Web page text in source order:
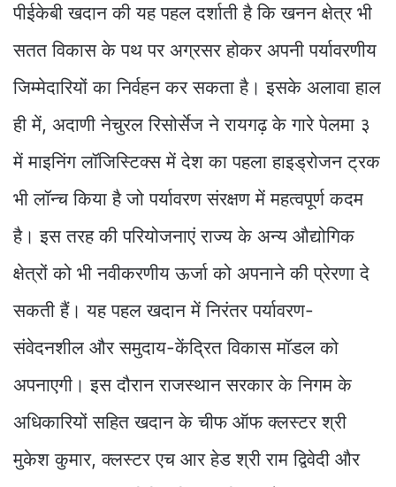
पीईकेबी खदान की यह पहल दर्शाती है कि खनन क्षेत्र भी
सतत विकास के पथ पर अग्रसर होकर अपनी पर्यावरणीय
जिम्मेदारियों का निर्वहन कर सकता है। इसके अलावा हाल
ही में, अदाणी नेचुरल रिसोर्सेज ने रायगढ़ के गारे पेलमा ३
में माइनिंग लॉजिस्टिक्स में देश का पहला हाइड्रोजन ट्रक
भी लॉन्च किया है जो पर्यावरण संरक्षण में महत्वपूर्ण कदम
है। इस तरह की परियोजनाएं राज्य के अन्य औद्योगिक
क्षेत्रों को भी नवीकरणीय ऊर्जा को अपनाने की प्रेरणा दे
सकती हैं। यह पहल खदान में निरंतर पर्यावरण-
संवेदनशील और समुदाय-केंद्रित विकास मॉडल को
अपनाएगी। इस दौरान राजस्थान सरकार के निगम के
अधिकारियों सहित खदान के चीफ ऑफ क्लस्टर श्री
मुकेश कुमार, क्लस्टर एच आर हेड श्री राम द्विवेदी और